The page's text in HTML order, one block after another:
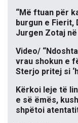
“Më ftuan për
burgun e Fierit,
Jurgen Zotaj
Video/
vrau shokun e
Sterjo pritej si
Kërkoi leje të
e së ëmës,
shpëtoi